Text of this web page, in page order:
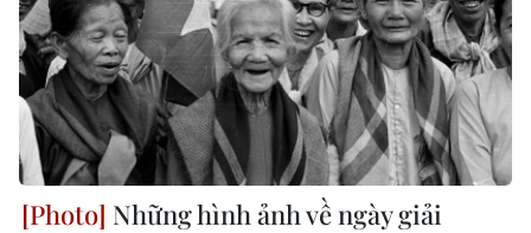
Những hình ảnh về ngày giải